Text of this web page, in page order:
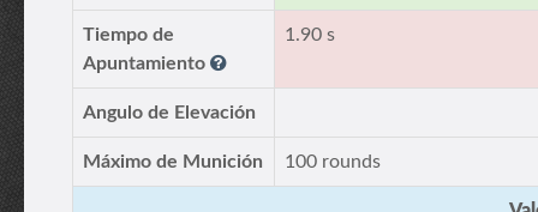
Tiempo de
Apuntamiento
1.90 s
Angulo de Elevación
Máximo de Munición 100 rounds